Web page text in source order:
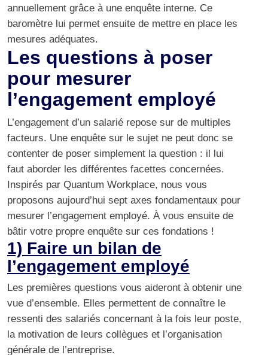
annuellement grâce à une enquête interne. Ce
baromètre lui permet ensuite de mettre en place les
mesures adéquates.
Les questions à poser
pour mesurer
l’engagement employé
L’engagement d’un salarié repose sur de multiples
facteurs. Une enquête sur le sujet ne peut donc se
contenter de poser simplement la question : il lui
faut aborder les différentes facettes concernées.
Inspirés par Quantum Workplace, nous vous
proposons aujourd’hui sept axes fondamentaux pour
mesurer l’engagement employé. À vous ensuite de
bâtir votre propre enquête sur ces fondations !
1) Faire un bilan de
l’engagement employé
Les premières questions vous aideront à obtenir une
vue d’ensemble. Elles permettent de connaître le
ressenti des salariés concernant à la fois leur poste,
la motivation de leurs collègues et l’organisation
générale de l’entreprise.